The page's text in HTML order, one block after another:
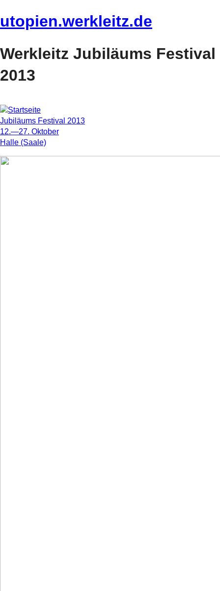
utopien.werkleitz.de
Werkleitz Jubiläums Festival
2013
Jubiläums Festival 2013
12.—27. Oktober
Halle (Saale)